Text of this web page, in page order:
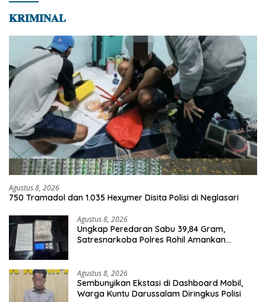
𝐊𝐑𝐈𝐌𝐈𝐍𝐀𝐋
Agustus 8, 2026
750 Tramadol dan 1.035 Hexymer Disita Polisi di Neglasari
Agustus 8, 2026
Ungkap Peredaran Sabu 39,84 Gram,
Satresnarkoba Polres Rohil Amankan
Agustus 8, 2026
Sembunyikan Ekstasi di Dashboard Mobil,
Warga Kuntu Darussalam Diringkus Polisi